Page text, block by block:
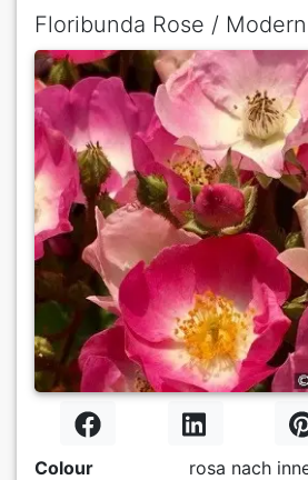
Floribunda Rose /
Colour
rosa nach